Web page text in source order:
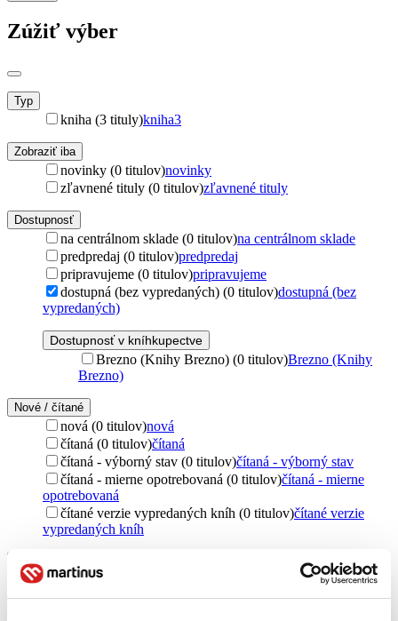
Zúžiť výber
Typ
kniha (3 tituly)kniha3
Zobraziť iba
novinky (0 titulov)novinky
zľavnené tituly (0 titulov)zľavnené tituly
Dostupnosť
na centrálnom sklade (0 titulov)na centrálnom sklade
predpredaj (0 titulov)predpredaj
pripravujeme (0 titulov)pripravujeme
dostupná (bez vypredaných) (0 titulov)dostupná (bez
vypredaných)
Dostupnosť v kníhkupectve
Brezno (Knihy Brezno) (0 titulov)Brezno (Knihy
Brezno)
Nové / čítané
nová (0 titulov)nová
čítaná (0 titulov)čítaná
čítaná - výborný stav (0 titulov)čítaná - výborný stav
čítaná - mierne opotrebovaná (0 titulov)čítaná - mierne
opotrebovaná
čítané verzie vypredaných kníh (0 titulov)čítané verzie
vypredaných kníh
Jazyk
slovenčina (3 tituly)